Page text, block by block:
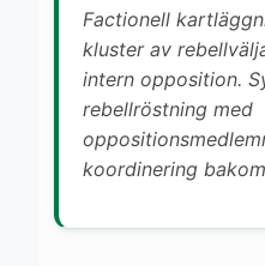
Factionell
kluster av
intern opposition.
rebellröstning med
koordinering